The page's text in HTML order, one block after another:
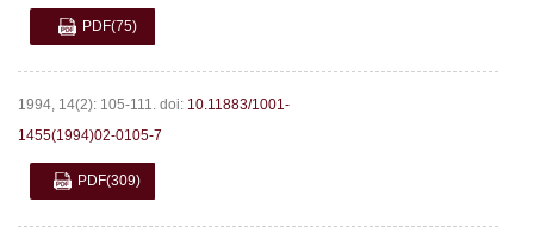
PDF(75)
1994, 14(2): 105-111. doi: 10.11883/1001-
1455(1994)02-0105-7
PDF(309)